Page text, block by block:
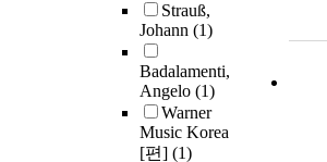
Strauß,
Johann (1)
Badalamenti,
Angelo (1)
Warner
Music Korea
[편] (1)